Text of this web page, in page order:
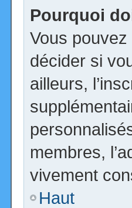
Pourquoi
Vous
décider si
ailleurs,
membres,
vivement
Haut